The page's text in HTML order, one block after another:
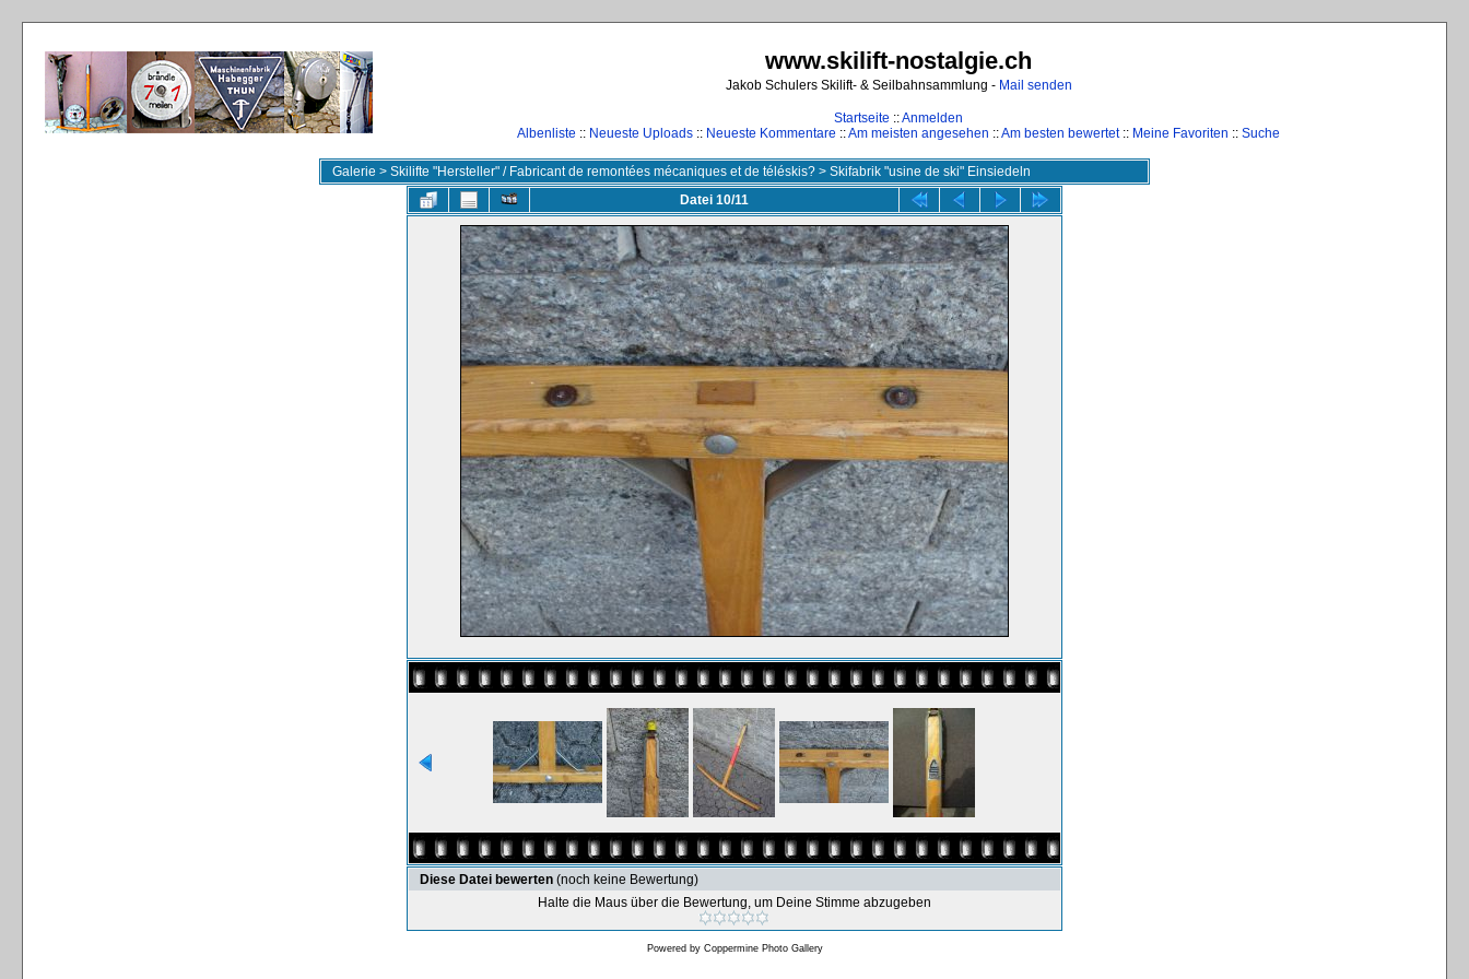
www.skilift-nostalgie.ch
Jakob Schulers Skilift- & Seilbahnsammlung - Mail senden
Startseite ::Anmelden
Albenliste :: Neueste Uploads :: Neueste Kommentare ::Am meisten angesehen ::Am besten bewertet:: Meine Favoriten :: Suche
Galerie > Skilifte "Hersteller" / Fabricant de remontées mécaniques et de téléskis? > Skifabrik "usine de ski" Einsiedeln
Datei 10/11
Diese Datei bewerten (noch keine Bewertung)
Halte die Maus über die Bewertung, um Deine Stimme abzugeben
Powered by Coppermine Photo Gallery